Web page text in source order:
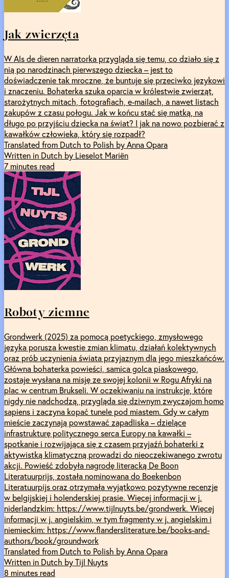
Jak zwierzęta
W Als de dieren narratorka przygląda się temu, co działo się z
nią po narodzinach pierwszego dziecka – jest to
doświadczenie tak mroczne, że buntuje się przeciwko językowi
i znaczeniu. Bohaterka szuka oparcia w królestwie zwierząt,
starożytnych mitach, fotografiach, e-mailach, a nawet listach
zakupów z czasu połogu. Jak w końcu stać się matką, na
długo po przyjściu dziecka na świat? I jak na nowo pozbierać z
kawałków człowieka, który się rozpadł?
Translated from Dutch to Polish by Anna Opara
Written in Dutch by Lieselot Mariën
7 minutes read
Roboty ziemne
Grondwerk (2025) za pomocą poetyckiego, zmysłowego
języka porusza kwestie zmian klimatu, działań kolektywnych
oraz prób uczynienia świata przyjaznym dla jego mieszkańców.
Główna bohaterka powieści, samica golca piaskowego,
zostaje wysłana na misję ze swojej kolonii w Rogu Afryki na
plac w centrum Brukseli. W oczekiwaniu na instrukcje, które
nigdy nie nadchodzą, przygląda się dziwnym zwyczajom homo
sapiens i zaczyna kopać tunele pod miastem. Gdy w całym
mieście zaczynają powstawać zapadliska – dzielące
infrastrukturę politycznego serca Europy na kawałki –
spotkanie i rozwijająca się z czasem przyjaźń bohaterki z
aktywistką klimatyczną prowadzi do nieoczekiwanego zwrotu
akcji. Powieść zdobyła nagrodę literacką De Boon
Literatuurprijs, została nominowana do Boekenbon
Literatuurpijs oraz otrzymała wyjątkowo pozytywne recenzje
w belgijskiej i holenderskiej prasie. Więcej informacji w j.
niderlandzkim: https://www.tijlnuyts.be/grondwerk. Więcej
informacji w j. angielskim, w tym fragmenty w j. angielskim i
niemieckim: https://www.flandersliterature.be/books-and-
authors/book/groundwork
Translated from Dutch to Polish by Anna Opara
Written in Dutch by Tijl Nuyts
8 minutes read